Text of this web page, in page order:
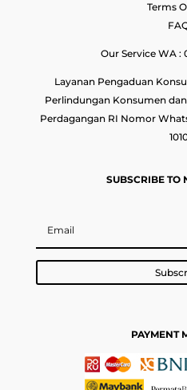
Terms
Our Service WA :
Layanan Pengaduan
Perlindungan Konsumen
Perdagangan RI Nomor
SUBSCRIBE TO
PAYMENT